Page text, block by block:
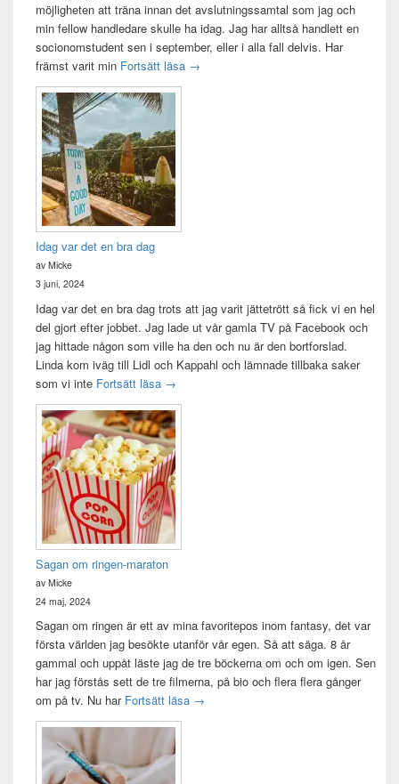
möjligheten att träna innan det avslutningssamtal som jag och
min fellow handledare skulle ha idag. Jag har alltså handlett en
socionomstudent sen i september, eller i alla fall delvis. Har
främst varit min Fortsätt läsa Att vara handledare åt en student
→
Idag var det en bra dag
av Micke
3 juni, 2024
Idag var det en bra dag trots att jag varit jättetrött så fick vi en hel
del gjort efter jobbet. Jag lade ut vår gamla TV på Facebook och
jag hittade någon som ville ha den och nu är den bortforslad.
Linda kom iväg till Lidl och Kappahl och lämnade tillbaka saker
som vi inte Fortsätt läsa Idag var det en bra dag
→
Sagan om ringen-maraton
av Micke
24 maj, 2024
Sagan om ringen är ett av mina favoritepos inom fantasy, det var
första världen jag besökte utanför vår egen. Så att säga. 8 år
gammal och uppåt läste jag de tre böckerna om och om igen. Sen
har jag förstås sett de tre filmerna, på bio och flera flera gånger
om på tv. Nu har Fortsätt läsa Sagan om ringen-maraton
→